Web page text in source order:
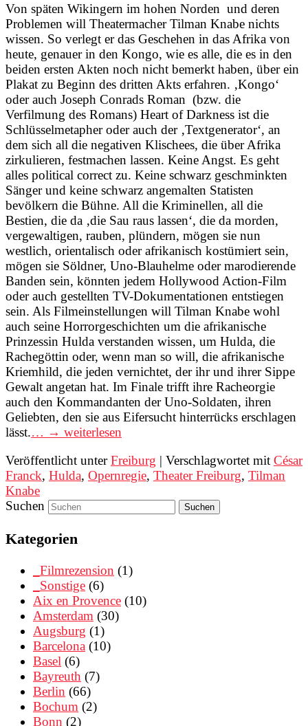
Von späten Wikingern im hohen Norden und deren
Problemen will Theatermacher Tilman Knabe nichts
wissen. So verlegt er das Geschehen in das Afrika von
heute, genauer in den Kongo, wie es alle, die es in den
beiden ersten Akten noch nicht bemerkt haben, über ein
Plakat zu Beginn des dritten Akts erfahren. ‚Kongo‘
oder auch Joseph Conrads Roman (bzw. die
Verfilmung des Romans) Heart of Darkness ist die
Schlüsselmetapher oder auch der ‚Textgenerator‘, an
dem sich all die negativen Klischees, die über Afrika
zirkulieren, festmachen lassen. Keine Angst. Es geht
alles political correct zu. Keine schwarz geschminkten
Sänger und keine schwarz angemalten Statisten
bevölkern die Bühne. All die Kriminellen, all die
Bestien, die da ‚die Sau raus lassen‘, die da morden,
vergewaltigen, rauben, plündern, mögen sie nun
westlich, orientalisch oder afrikanisch kostümiert sein,
mögen sie Söldner, Uno-Blauhelme oder marodierende
Banden sein, könnten jedem Hollywood Action-Film
oder auch gestellten TV-Dokumentationen entstiegen
sein. Als Filmeinstellungen will Tilman Knabe wohl
auch seine Horrorgeschichten um die afrikanische
Prinzessin Hulda verstanden wissen, um Hulda, die
Rachegöttin oder, wenn man so will, die afrikanische
Kriemhild, die jeden vernichtet, der ihr und ihrer Sippe
Gewalt angetan hat. Im Finale trifft ihre Racheorgie
auch den Kommandanten der Uno-Soldaten, ihren
Geliebten, den sie aus Eifersucht hinterrücks erschlagen
lässt.… → weiterlesen
Veröffentlicht unter Freiburg | Verschlagwortet mit César
Franck, Hulda, Opernregie, Theater Freiburg, Tilman
Knabe
Suchen
Kategorien
_Filmrezension (1)
_Sonstige (6)
Aix en Provence (10)
Amsterdam (30)
Augsburg (1)
Barcelona (10)
Basel (6)
Bayreuth (7)
Berlin (66)
Bochum (2)
Bonn (2)